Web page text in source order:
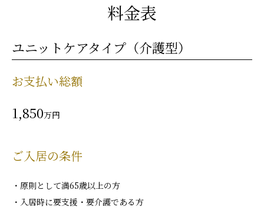
料金表
ユニットケアタイプ（介護型）
お支払い総額
1,850万円
ご入居の条件
原則として満65歳以上の方
入居時に要支援・要介護である方